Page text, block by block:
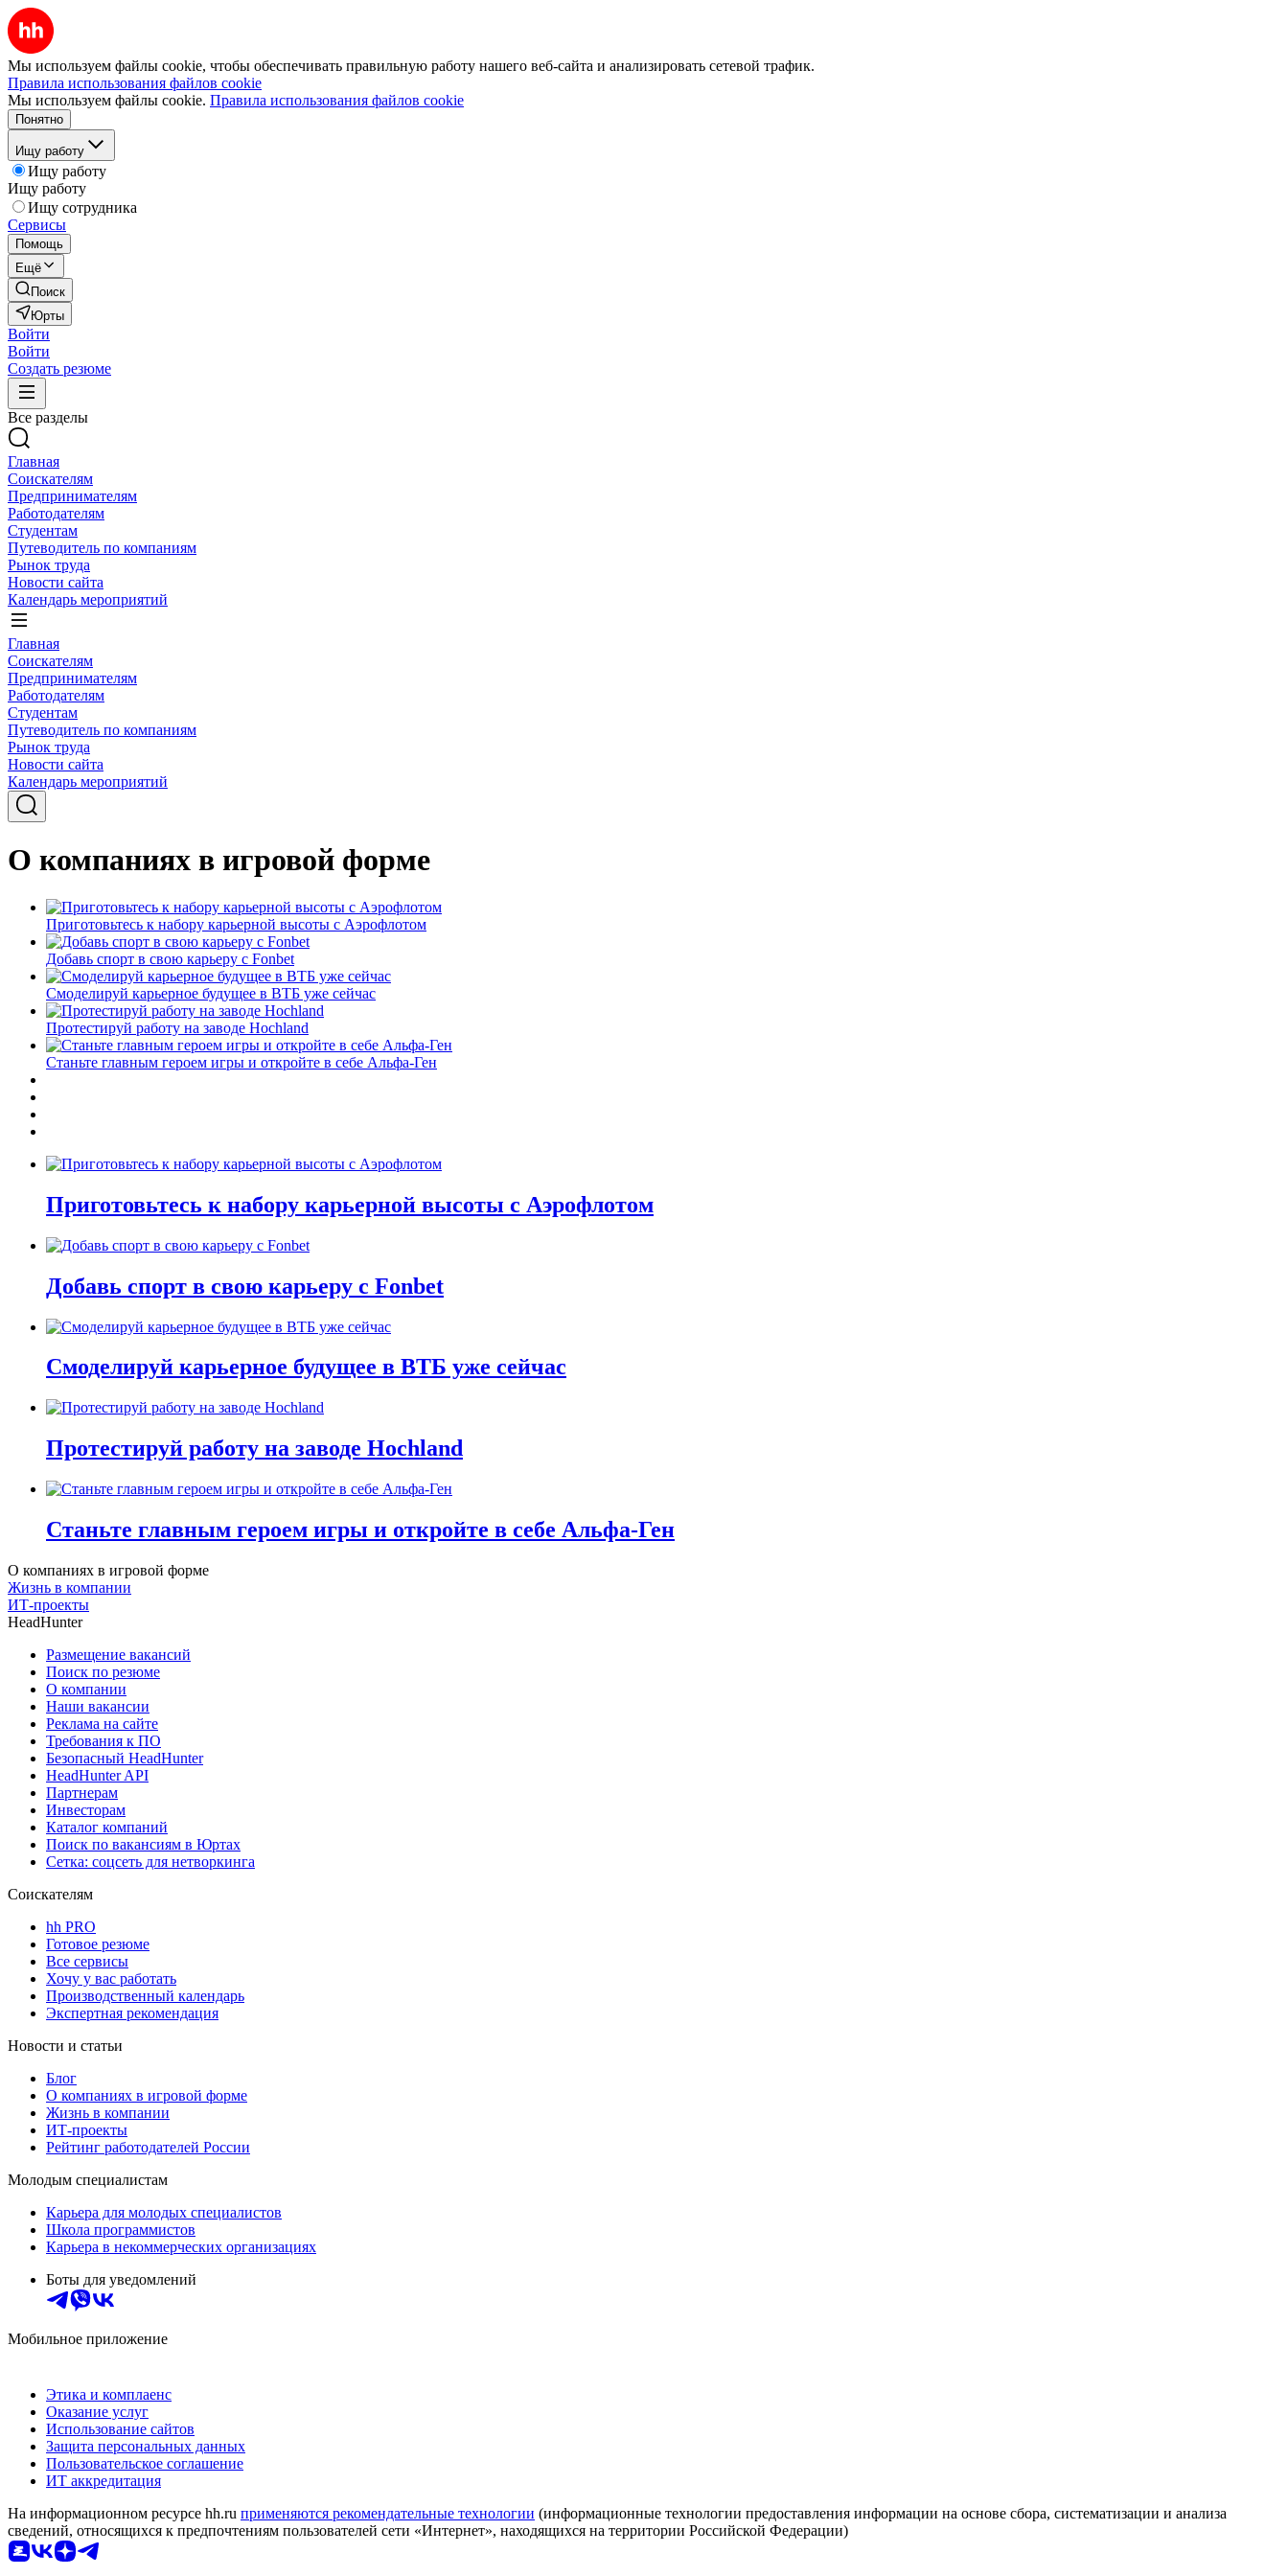
Мы используем файлы cookie, чтобы обеспечивать правильную работу нашего веб-сайта и анализировать сетевой трафик.
Правила использования файлов cookie
Мы используем файлы cookie. Правила использования файлов cookie
Понятно
Ищу работу
Ищу работу
Ищу работу
Ищу сотрудника
Сервисы
Помощь
Ещё
Поиск
Юрты
Войти
Войти
Создать резюме
Все разделы
Главная
Соискателям
Предпринимателям
Работодателям
Студентам
Путеводитель по компаниям
Рынок труда
Новости сайта
Календарь мероприятий
Главная
Соискателям
Предпринимателям
Работодателям
Студентам
Путеводитель по компаниям
Рынок труда
Новости сайта
Календарь мероприятий
О компаниях в игровой форме
Приготовьтесь к набору карьерной высоты с Аэрофлотом
Добавь спорт в свою карьеру с Fonbet
Смоделируй карьерное будущее в ВТБ уже сейчас
Протестируй работу на заводе Hochland
Станьте главным героем игры и откройте в себе Альфа-Ген
Приготовьтесь к набору карьерной высоты с Аэрофлотом
Добавь спорт в свою карьеру с Fonbet
Смоделируй карьерное будущее в ВТБ уже сейчас
Протестируй работу на заводе Hochland
Станьте главным героем игры и откройте в себе Альфа-Ген
О компаниях в игровой форме
Жизнь в компании
ИТ-проекты
HeadHunter
Размещение вакансий
Поиск по резюме
О компании
Наши вакансии
Реклама на сайте
Требования к ПО
Безопасный HeadHunter
HeadHunter API
Партнерам
Инвесторам
Каталог компаний
Поиск по вакансиям в Юртах
Сетка: соцсеть для нетворкинга
Соискателям
hh PRO
Готовое резюме
Все сервисы
Хочу у вас работать
Производственный календарь
Экспертная рекомендация
Новости и статьи
Блог
О компаниях в игровой форме
Жизнь в компании
ИТ-проекты
Рейтинг работодателей России
Молодым специалистам
Карьера для молодых специалистов
Школа программистов
Карьера в некоммерческих организациях
Боты для уведомлений
Мобильное приложение
Этика и комплаенс
Оказание услуг
Использование сайтов
Защита персональных данных
Пользовательское соглашение
ИТ аккредитация
На информационном ресурсе hh.ru применяются рекомендательные технологии (информационные технологии предоставления информации на основе сбора, систематизации и анализа
сведений, относящихся к предпочтениям пользователей сети «Интернет», находящихся на территории Российской Федерации)